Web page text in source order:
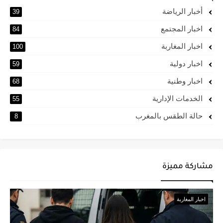
أخبار الرياضة 39
اخبار المجتمع 84
اخبار المغاربة 100
اخبار دولية 59
اخبار وطنية 68
الخدمات الإدارية 55
حالة الطقس بالمغرب 8
مشاركة مميزة
اخبار المغاربة